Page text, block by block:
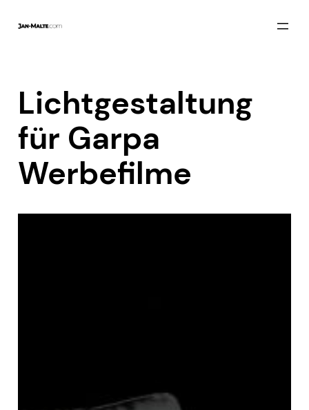
Inhalt
Lichtgestaltung
für Garpa
Werbefilme